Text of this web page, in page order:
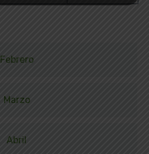
Febrero
Marzo
Abril